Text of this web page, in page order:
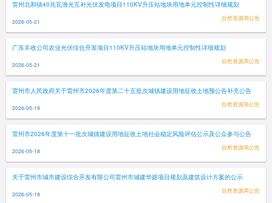
雷州北和镇40兆瓦渔光互补光伏发电项目110KV升压站地块用地单元控制性详细规划
2026-05-21 自然资源局公告
广东丰收公司农业光伏综合开发项目110KV升压站地块用地单元控制性详细规划
2026-05-21 自然资源局公告
雷州市人民政府关于雷州市2026年度第二十五批次城镇建设用地征收土地预公告补充公告
2026-05-19 自然资源局公告
雷州市2026年度第十一批次城镇建设用地征收土地社会稳定风险评估公示及公众参与公告
2026-05-18 自然资源局公告
关于雷州市城市建设综合开发有限公司雷州市城建华庭项目规划及建筑设计方案的公示
2026-05-18 自然资源局公告